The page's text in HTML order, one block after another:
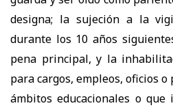
designa; la sujeción a la
durante los 10 años
pena principal, y la
para cargos, empleos, oficios
ámbitos educacionales o